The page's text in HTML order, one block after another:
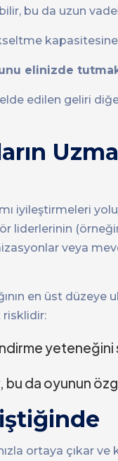
bu da uzun
elinizde
edilen geliri
iyileştirmeleri
veya
en üst
yeteneğini
da oyunun
ortaya çıkar